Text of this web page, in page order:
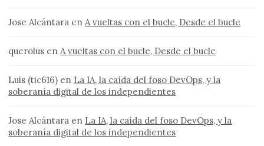
Jose Alcántara enA vueltas con el bucle, Desde el bucle
querolus enA vueltas con el bucle, Desde el bucle
Luis (tic616) en La IA, la caída del foso DevOps, y la
soberanía digital de los independientes
Jose Alcántara en La IA, la caída del foso DevOps, y la
soberanía digital de los independientes